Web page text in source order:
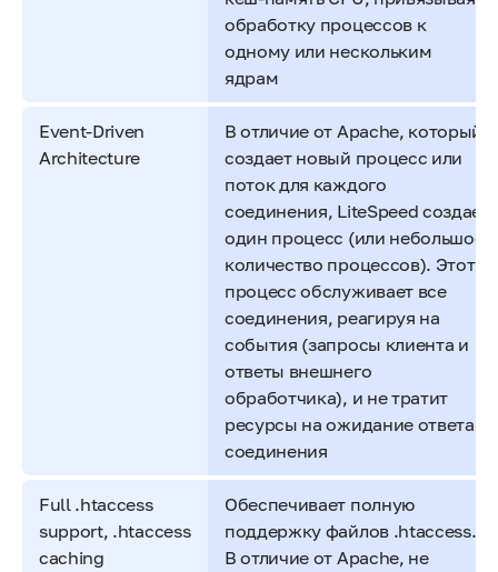
обработку процессов к
одному или нескольким
ядрам
Event-Driven
Architecture
В отличие от Apache, который
создает новый процесс или
поток для каждого
соединения, LiteSpeed создает
один процесс (или небольшое
количество процессов). Этот
процесс обслуживает все
соединения, реагируя на
события (запросы клиента и
ответы внешнего
обработчика), и не тратит
ресурсы на ожидание ответа
соединения
Full .htaccess
support, .htaccess
caching
Обеспечивает полную
поддержку файлов .htaccess.
В отличие от Apache, не